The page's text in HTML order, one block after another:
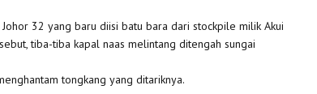
32 yang baru diisi batu bara dari stockpile milik Akui
tiba-tiba kapal naas melintang ditengah sungai
tongkang yang ditariknya.